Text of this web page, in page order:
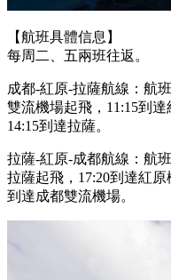
【航班具體信息】
每周二、五兩班往返。
成都-紅原-拉薩航線：航
雙流機場起飛，11:15到達
14:15到達拉薩。
拉薩-紅原-成都航線：航
拉薩起飛，17:20到達紅
到達成都雙流機場。